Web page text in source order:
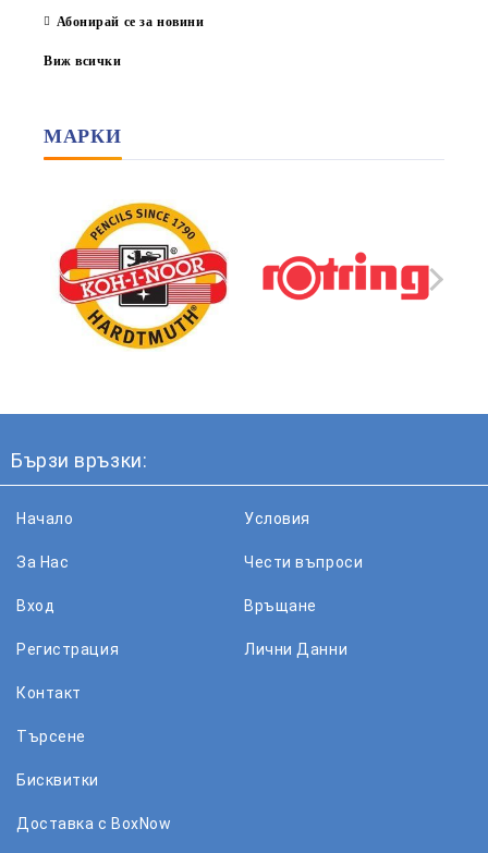
Абонирай се за новини
Виж всички
МАРКИ
Бързи връзки:
Начало
За Нас
Вход
Регистрация
Условия
Чести въпроси
Връщане
Лични Данни
Контакт
Търсене
Бисквитки
Доставка с BoxNow